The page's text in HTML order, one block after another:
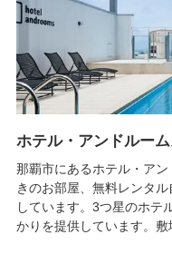
ホテル・アンドルー
那覇市にあるホテル・ア
きのお部屋、無料レンタ
しています。3つ星のホテ
かりを提供しています。敷